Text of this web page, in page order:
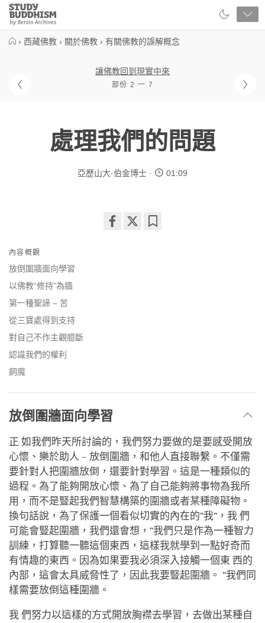
Close
Study
Buddhism
› 西藏佛教 › 關於佛教 › 有關佛教的誤解概念
讓佛教回到現實中來
部份 2 一 7
處理我們的問題
亞歷山大·伯金博士 01:09
內容概觀
放倒圍牆面向學習
以佛教“修持”為牆
第一種聖諦 – 苦
從三寶處得到支持
對自己不作主觀臆斷
認識我們的權利
飼魔
放倒圍牆面向學習
正 如我們昨天所討論的，我們努力要做的是要感受開放
心懷、樂於助人 – 放倒圍牆，和他人直接聯繫。不僅需
要針對人把圍牆放倒，還要針對學習。這是一種類似的
過程。為了能夠開放心懷、為了自己能夠將事物為我所
用，而不是豎起我們智慧構築的圍牆或者某種障礙物。
換句話說，為了保護一個看似切實的內在的“我”，我 們
可能會豎起圍牆，我們還會想，“我們只是作為一種智力
訓練，打算聽一聽這個東西，這樣我就學到一點好奇而
有情趣的東西。因為如果要我必須深入接觸一個東 西的
內部，這會太具威脅性了，因此我要豎起圍牆。 ”我們同
樣需要放倒這種圍牆。
我 們努力以這樣的方式開放胸襟去學習，去做出某種自